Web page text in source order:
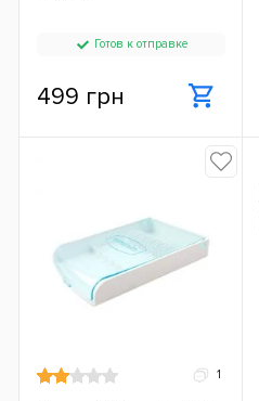
Готов к отправке
499 грн
1